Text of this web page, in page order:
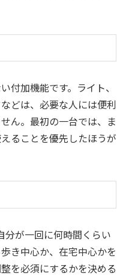
付加機能です。ライト、
どは、必要な人には便利
ん。最初の一台では、ま
ることを優先したほうが
分が一回に何時間くらい
き中心か、在宅中心かを
を必須にするかを決める